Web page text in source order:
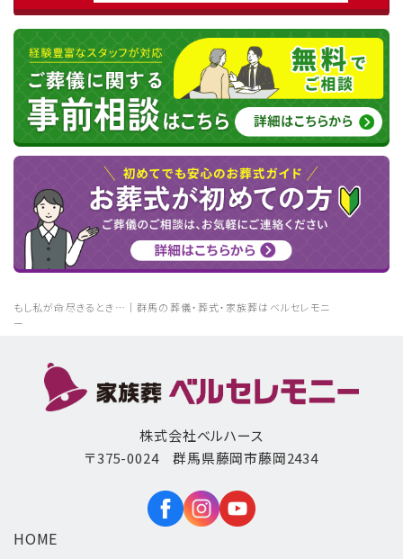
もし私が命尽きるとき…｜群馬の葬儀・葬式・家族葬はベルセレモニ
ー
株式会社ベルハース
〒375-0024 群馬県藤岡市藤岡2434
HOME